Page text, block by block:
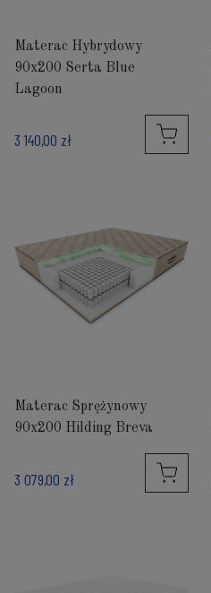
Materac Hybrydowy
90x200 Serta Blue
Lagoon
3 140,00 zł
Materac Sprężynowy
90x200 Hilding Breva
3 079,00 zł